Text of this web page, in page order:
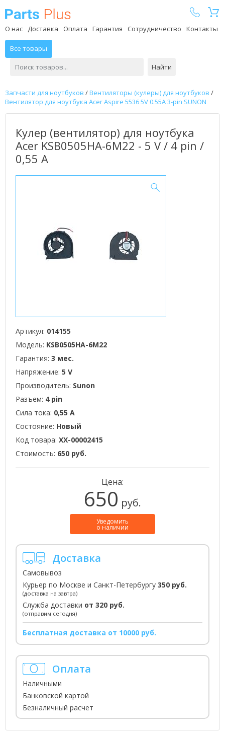
О нас Доставка Оплата Гарантия Сотрудничество Контакты
Все товары
Найти
Запчасти для ноутбуков /Вентиляторы (кулеры) для ноутбуков /
Вентилятор для ноутбука Acer Aspire 5536 5V 0.55A 3-pin SUNON
Кулер (вентилятор) для ноутбука
Acer KSB0505HA-6M22 - 5 V / 4 pin /
0,55 А
Артикул: 014155
Модель: KSB0505HA-6M22
Гарантия: 3 мес.
Напряжение: 5 V
Производитель: Sunon
Разъем: 4 pin
Сила тока: 0,55 А
Состояние: Новый
Код товара: XX-00002415
Стоимость: 650 руб.
Цена:
650 руб.
Уведомить
о наличии
Доставка
Самовывоз
Курьер по Москве и Санкт-Петербургу 350 руб.
(доставка на завтра)
Служба доставки от 320 руб.
(отправим сегодня)
Бесплатная доставка от 10000 руб.
Оплата
Наличными
Банковской картой
Безналичный расчет